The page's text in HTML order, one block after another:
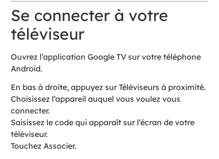
Se connecter à votre
téléviseur
Ouvrez l’application Google TV sur votre téléphone
Android.
En bas à droite, appuyez sur Téléviseurs à proximité.
Choisissez l’appareil auquel vous voulez vous
connecter.
Saisissez le code qui apparaît sur l’écran de votre
téléviseur.
Touchez Associer.